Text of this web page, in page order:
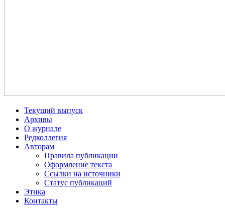
Текущий выпуск
Архивы
О журнале
Редколлегия
Авторам
Правила публикации
Оформление текста
Ссылки на источники
Статус публикаций
Этика
Контакты